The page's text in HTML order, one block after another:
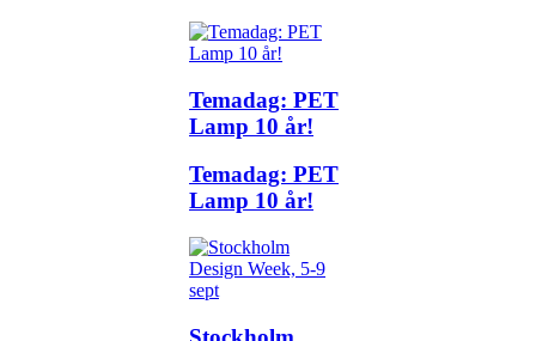
Temadag: PET
Lamp 10 år!
Temadag: PET
Lamp 10 år!